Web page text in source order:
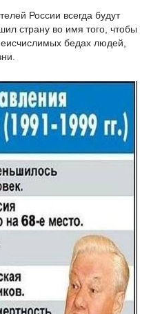
России всегда будут
страну во имя того, чтобы
бедах людей,